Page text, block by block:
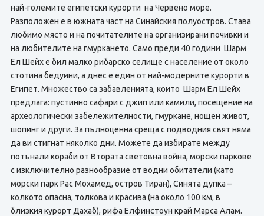
най-големите египетски курорти на Червено море.
Разположен е в южната част на Синайския полуостров. Става
любимо място и на почитателите на организирани почивки и
на любителите на гмуркането. Само преди 40 години Шарм
Ел Шейх е бил малко рибарско селище с население от около
стотина бедуини, а днес е един от най-модерните курорти в
Египет. Множество са забавленията, които Шарм Ел Шейх
предлага: пустинно сафари с джип или камили, посещение на
археологически забележителности, гмуркане, нощен живот,
шопинг и други. За пълноценна среща с подводния свят няма
да ви стигнат няколко дни. Можете да избирате между
потънали кораби от Втората световна война, морски паркове
с изключително разнообразие от водни обитатели (като
морски парк Рас Мохамед, остров Тиран), Синята дупка –
колкото опасна, толкова и красива (на около 100 км, в
близкия курорт Дахаб), рифа Елфинстоун край Марса Алам.